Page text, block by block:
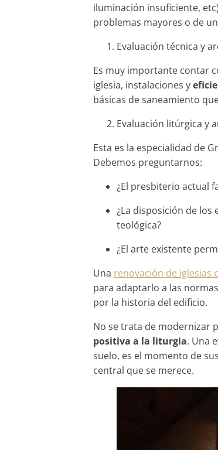
iluminación insuficiente,
problemas mayores o de
Evaluación técnica y
Es muy importante contar
iglesia, instalaciones y
básicas de saneamiento
Evaluación litúrgica y
Esta es la especialidad de
Debemos preguntarnos:
¿El presbiterio actual
¿La disposición de los
teológica?
¿El arte existente
Una renovación de iglesias
para adaptarlo a las
por la historia del edificio.
No se trata de modernizar
positiva a la liturgia. Una
suelo, es el momento de
central que se merece.